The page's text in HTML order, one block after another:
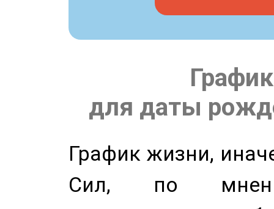
для даты
График жизни,
Сил, по